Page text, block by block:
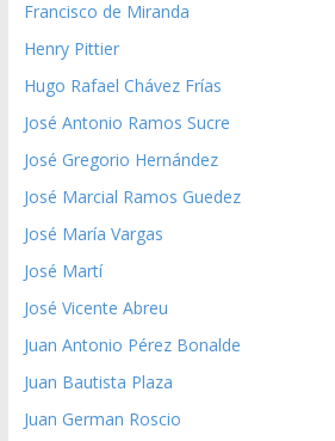
Francisco de Miranda
Henry Pittier
Hugo Rafael Chávez Frías
José Antonio Ramos Sucre
José Gregorio Hernández
José Marcial Ramos Guedez
José María Vargas
José Martí
José Vicente Abreu
Juan Antonio Pérez Bonalde
Juan Bautista Plaza
Juan German Roscio